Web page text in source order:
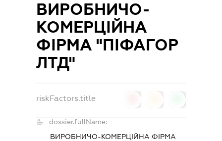
ВИРОБНИЧО-
КОМЕРЦІЙНА
ФІРМА "ПІФАГОР
ЛТД"
riskFactors.title
dossier.fullName:
ВИРОБНИЧО-КОМЕРЦІЙНА ФІРМА